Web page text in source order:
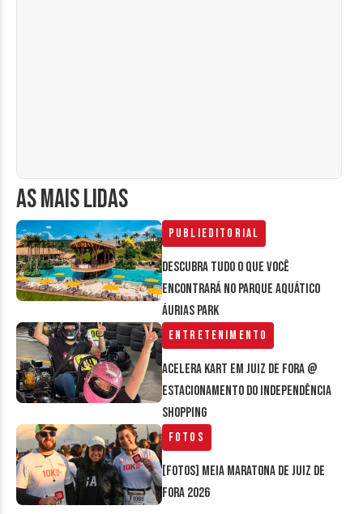
AS MAIS LIDAS
Publieditorial
Descubra tudo o que você
encontrará no parque aquático
Áurias Park
Entretenimento
Acelera Kart em Juiz de Fora @
estacionamento do Independência
Shopping
Fotos
[FOTOS] Meia Maratona de Juiz de
Fora 2026